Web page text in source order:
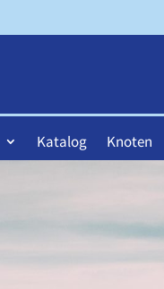
Katalog Knoten